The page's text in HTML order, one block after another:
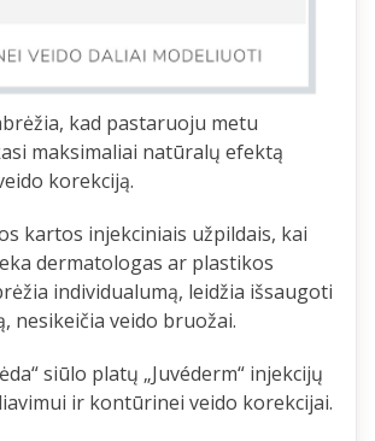
kad pastaruoju metu
maksimaliai natūralų efektą
korekciją.
kartos injekciniais užpildais, kai
dermatologas ar plastikos
individualumą, leidžia išsaugoti
nesikeičia veido bruožai.
siūlo platų „Juvéderm“ injekcijų
ir kontūrinei veido korekcijai.